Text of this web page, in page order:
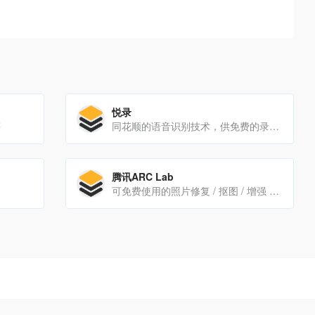
悦录
同花顺的语音识别技术，供免费的录音转文字、语音转文字、视频字幕等
腾讯ARC Lab
可免费使用的照片修复 / 抠图 / 增强 demo 演示